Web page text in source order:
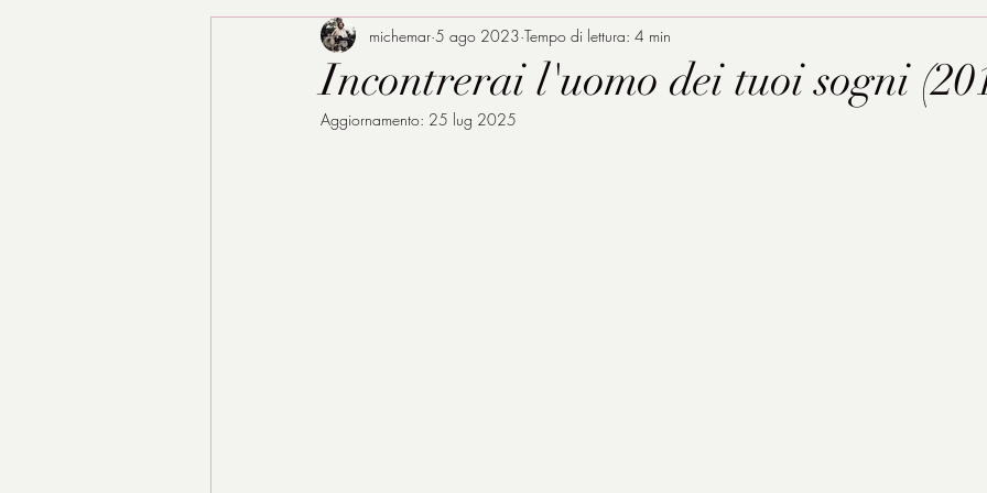
Incontrerai l'uomo dei tuoi sogni
michemar 5 ago 2023 Tempo di lettura: 4 min
Aggiornamento: 25 lug 2025